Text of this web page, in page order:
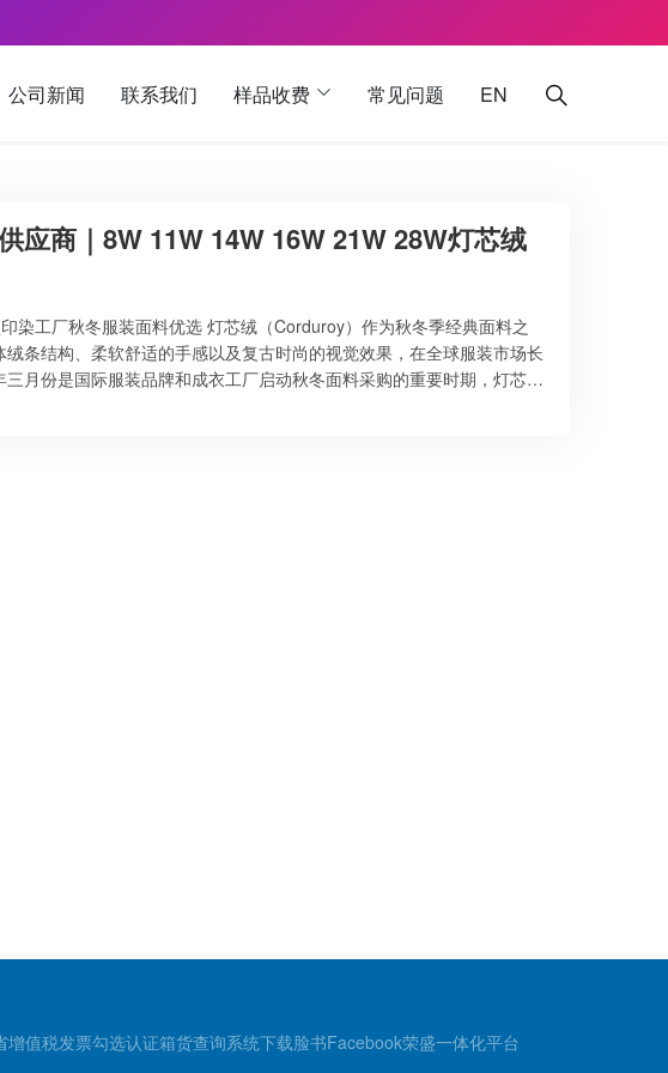
公司新闻 联系我们 样品收费 常见问题 EN
应商｜8W 11W 14W 16W 21W 28W灯芯绒
染工厂秋冬服装面料优选 灯芯绒（Corduroy）作为秋冬季经典面料之
条结构、柔软舒适的手感以及复古时尚的视觉效果，在全球服装市场长
月份是国际服装品牌和成衣工厂启动秋冬面料采购的重要时期，灯芯绒
增值税发票勾选认证箱货查询系统下载脸书Facebook荣盛一体化平台